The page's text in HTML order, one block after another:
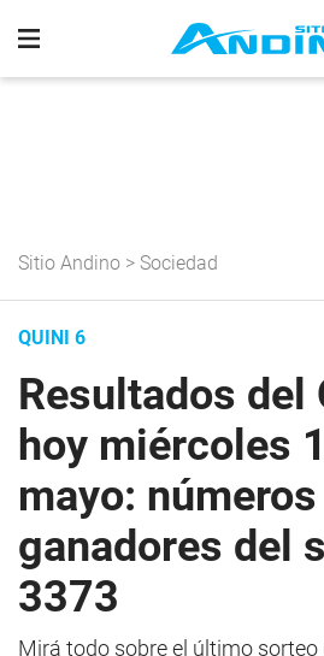
Sitio Andino > Sociedad
QUINI 6
Resultados del
hoy miércoles
mayo: números
ganadores del
3373
Mirá todo sobre el último sorteo